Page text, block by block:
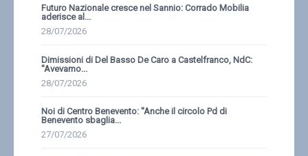
Futuro Nazionale cresce nel Sannio: Corrado Mobilia
aderisce al...
28/07/2026
Dimissioni di Del Basso De Caro a Castelfranco, NdC:
''Avevamo...
28/07/2026
Noi di Centro Benevento: ''Anche il circolo Pd di
Benevento sbaglia...
27/07/2026